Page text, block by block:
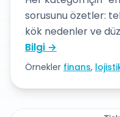
sorusunu özetler:
kök nedenler ve
Bilgi →
Örnekler finans,